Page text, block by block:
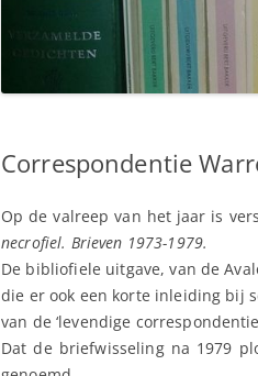
Correspondentie
Op de valreep van het jaar is
necrofiel. Brieven 1973-1979.
De bibliofiele uitgave, van de
die er ook een korte inleiding bij
van de ‘levendige
Dat de briefwisseling na 1979